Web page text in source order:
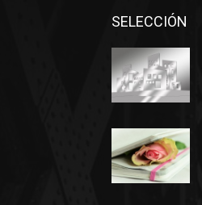
SELECCIÓN